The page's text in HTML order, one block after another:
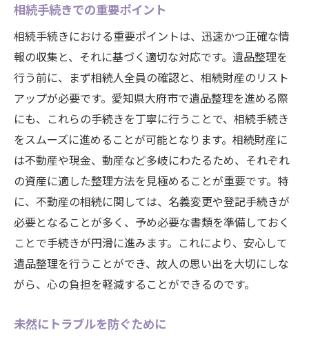
相続手続きでの重要ポイント
相続手続きにおける重要ポイントは、迅速かつ正確な情
報の収集と、それに基づく適切な対応です。遺品整理を
行う前に、まず相続人全員の確認と、相続財産のリスト
アップが必要です。愛知県大府市で遺品整理を進める際
にも、これらの手続きを丁寧に行うことで、相続手続き
をスムーズに進めることが可能となります。相続財産に
は不動産や現金、動産など多岐にわたるため、それぞれ
の資産に適した整理方法を見極めることが重要です。特
に、不動産の相続に関しては、名義変更や登記手続きが
必要となることが多く、予め必要な書類を準備しておく
ことで手続きが円滑に進みます。これにより、安心して
遺品整理を行うことができ、故人の思い出を大切にしな
がら、心の負担を軽減することができるのです。
未然にトラブルを防ぐために